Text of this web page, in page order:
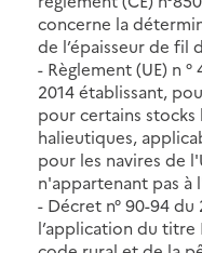
concerne la
de l’épaisseur de fil
- Règlement (UE) n
2014 établissant,
pour certains
halieutiques,
pour les navires de
n'appartenant pas à
- Décret n° 90-94
l’application du